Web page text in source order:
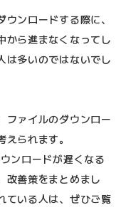
ンロードする際に、
から進まなくなってし
は多いのではないでし
ファイルのダウンロー
られます。
ンロードが遅くなる
改善策をまとめまし
ている人は、ぜひご覧